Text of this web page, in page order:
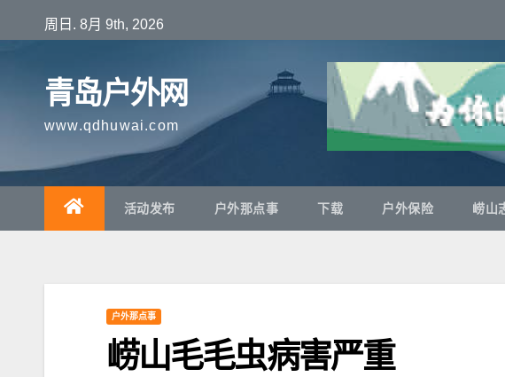
至
周日. 8月 9th, 2026
青岛户外网
www.qdhuwai.com
活动发布 户外那点事 下载 户外保险 崂山
户外那点事
崂山毛毛虫病害严重